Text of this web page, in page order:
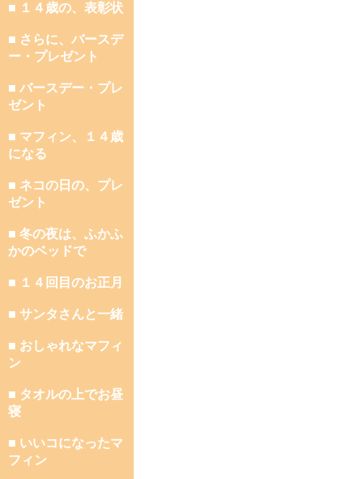
■ １４歳の、表彰状
■ さらに、バースデ
ー・プレゼント
■ バースデー・プレ
ゼント
■ マフィン、１４歳
になる
■ ネコの日の、プレ
ゼント
■ 冬の夜は、ふかふ
かのベッドで
■ １４回目のお正月
■ サンタさんと一緒
■ おしゃれなマフィ
ン
■ タオルの上でお昼
寝
■ いいコになったマ
フィン